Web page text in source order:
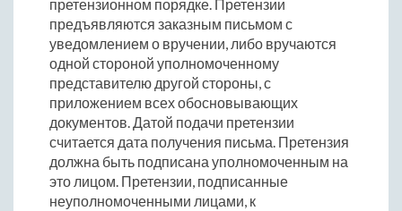
претензионном порядке. Претензии
предъявляются заказным письмом с
уведомлением о вручении, либо вручаются
одной стороной уполномоченному
представителю другой стороны, с
приложением всех обосновывающих
документов. Датой подачи претензии
считается дата получения письма. Претензия
должна быть подписана уполномоченным на
это лицом. Претензии, подписанные
неуполномоченными лицами, к